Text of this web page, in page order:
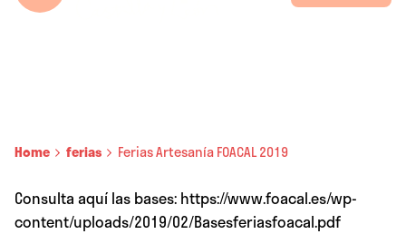
Home ferias Ferias Artesanía FOACAL 2019
Consulta aquí las bases: https://www.foacal.es/wp-
content/uploads/2019/02/Basesferiasfoacal.pdf